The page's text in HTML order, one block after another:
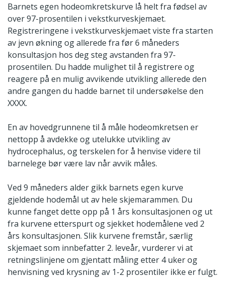
Barnets egen hodeomkretskurve lå helt fra fødsel av
over 97-prosentilen i vekstkurveskjemaet.
Registreringene i vekstkurveskjemaet viste fra starten
av jevn økning og allerede fra før 6 måneders
konsultasjon hos deg steg avstanden fra 97-
prosentilen. Du hadde mulighet til å registrere og
reagere på en mulig avvikende utvikling allerede den
andre gangen du hadde barnet til undersøkelse den
XXXX.
En av hovedgrunnene til å måle hodeomkretsen er
nettopp å avdekke og utelukke utvikling av
hydrocephalus, og terskelen for å henvise videre til
barnelege bør være lav når avvik måles.
Ved 9 måneders alder gikk barnets egen kurve
gjeldende hodemål ut av hele skjemarammen. Du
kunne fanget dette opp på 1 års konsultasjonen og ut
fra kurvene etterspurt og sjekket hodemålene ved 2
års konsultasjonen. Slik kurvene fremstår, særlig
skjemaet som innbefatter 2. leveår, vurderer vi at
retningslinjene om gjentatt måling etter 4 uker og
henvisning ved krysning av 1-2 prosentiler ikke er fulgt.